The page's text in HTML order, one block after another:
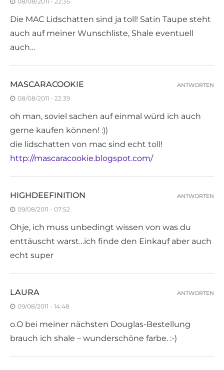
Die MAC Lidschatten sind ja toll! Satin Taupe steht
auch auf meiner Wunschliste, Shale eventuell
auch…
MASCARACOOKIE
08/08/2011 - 22:39
oh man, soviel sachen auf einmal würd ich auch
gerne kaufen können! :))
die lidschatten von mac sind echt toll!
http://mascaracookie.blogspot.com/
ANTWORTEN
HIGHDEEFINITION
09/08/2011 - 07:52
Ohje, ich muss unbedingt wissen von was du
enttäuscht warst…ich finde den Einkauf aber auch
echt super
ANTWORTEN
LAURA
09/08/2011 - 14:48
o.O bei meiner nächsten Douglas-Bestellung
brauch ich shale – wunderschöne farbe. :-)
ANTWORTEN